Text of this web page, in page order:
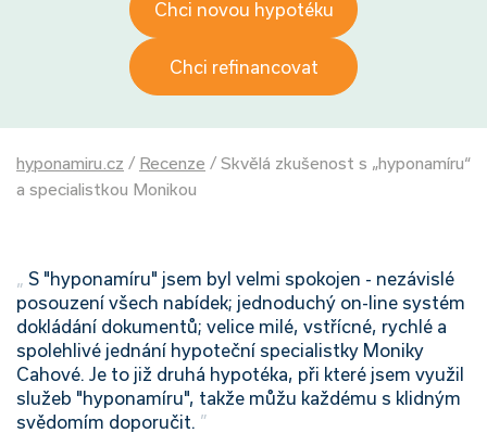
Chci novou hypotéku
Chci refinancovat
hyponamiru.cz / Recenze / Skvělá zkušenost s „hyponamíru“
a specialistkou Monikou
„ S "hyponamíru" jsem byl velmi spokojen - nezávislé
posouzení všech nabídek; jednoduchý on-line systém
dokládání dokumentů; velice milé, vstřícné, rychlé a
spolehlivé jednání hypoteční specialistky Moniky
Cahové. Je to již druhá hypotéka, při které jsem využil
služeb "hyponamíru", takže můžu každému s klidným
svědomím doporučit. ”